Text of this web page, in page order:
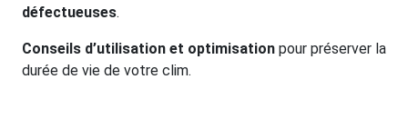
défectueuses.
Conseils d’utilisation et optimisation pour préserver la
durée de vie de votre clim.